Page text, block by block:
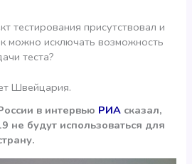
тестирования присутствовал и
можно исключать возможность
теста?
Швейцария.
в интервью РИА сказал,
не будут использоваться для